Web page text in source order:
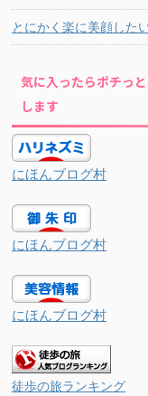
とにかく楽に美顔した
気に入ったらポチっ
します
にほんブログ村
にほんブログ村
にほんブログ村
徒歩の旅ランキング